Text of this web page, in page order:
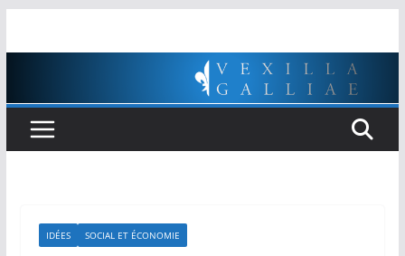
IDÉES SOCIAL ET ÉCONOMIE